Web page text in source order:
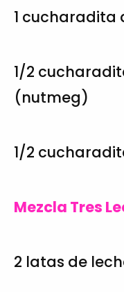
1 cucharadita
1/2
(nutmeg)
1/2
Mezcla Tres
2 latas de